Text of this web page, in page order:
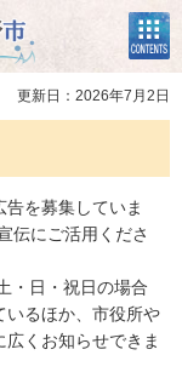
コン
テン
ツメ
ニュ
更新日：2026年7月2日
を募集していま
伝にご活用くださ
・日・祝日の場合
いるほか、市役所や
くお知らせできま